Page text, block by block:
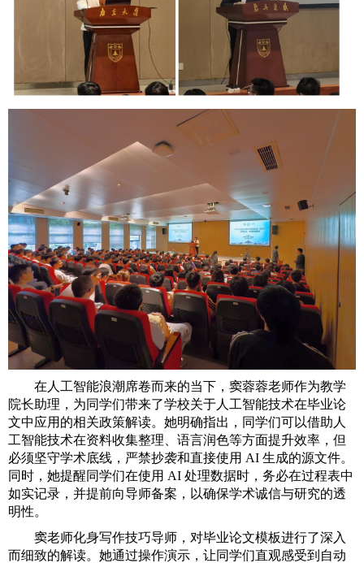
在人工智能浪潮席卷而来的当下，窦蓉蓉老师作为教学
院长助理，为同学们带来了学校关于人工智能技术在毕业论
文中应用的相关政策解读。她明确指出，同学们可以借助人
工智能技术在资料收集整理、语言润色等方面提升效率，但
必须坚守学术底线，严禁抄袭和直接使用 AI 生成的源文件。
同时，她提醒同学们在使用 AI 处理数据时，务必在过程表中
如实记录，并提前向导师备案，以确保学术诚信与研究的透
明性。
窦老师化身写作技巧导师，对毕业论文模板进行了深入
而细致的解读。她通过操作演示，让同学们直观感受到自动